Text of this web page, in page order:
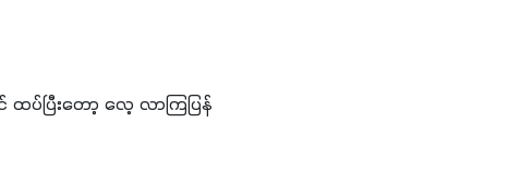
ပြီးတော့ လေ့ လာကြပြန်